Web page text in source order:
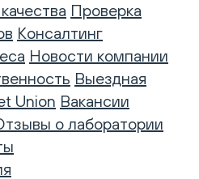
Проверка
Консалтинг
Новости компании
Выездная
Union Вакансии
о лаборатории